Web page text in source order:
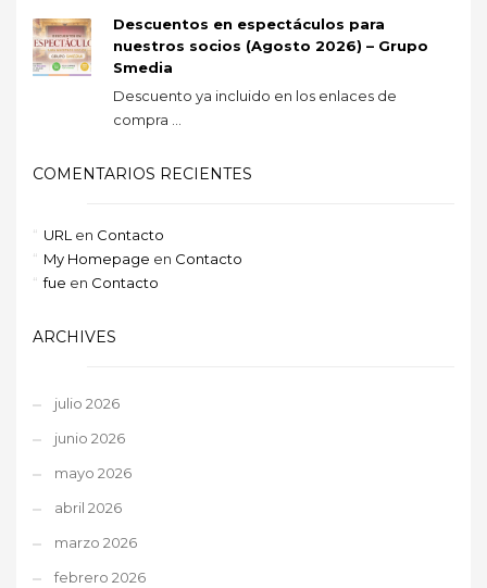
Descuentos en espectáculos para
nuestros socios (Agosto 2026) – Grupo
Smedia
Descuento ya incluido en los enlaces de
compra ...
COMENTARIOS RECIENTES
URL en Contacto
My Homepage en Contacto
fue en Contacto
ARCHIVES
julio 2026
junio 2026
mayo 2026
abril 2026
marzo 2026
febrero 2026